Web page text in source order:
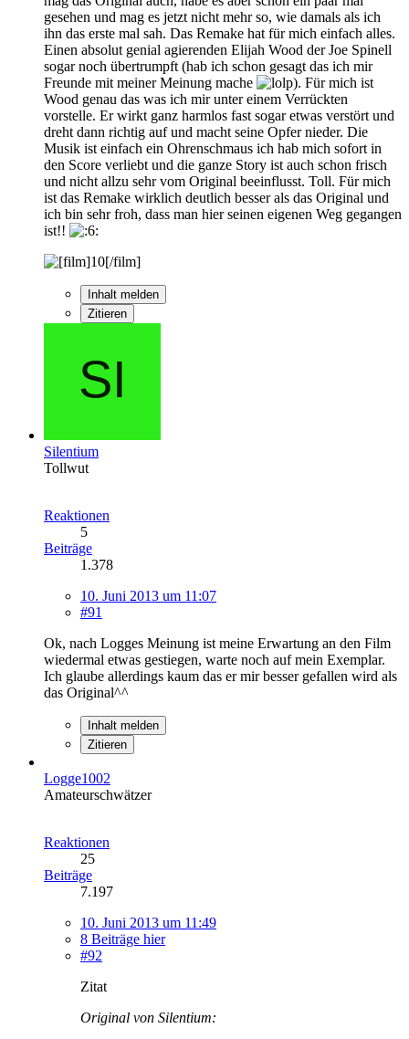
gesehen und mag es jetzt nicht mehr so, wie damals als ich
ihn das erste mal sah. Das Remake hat für mich einfach alles.
Einen absolut genial agierenden Elijah Wood der Joe Spinell
sogar noch übertrumpft (hab ich schon gesagt das ich mir
Freunde mit meiner Meinung mache
). Für mich ist
Wood genau das was ich mir unter einem Verrückten
vorstelle. Er wirkt ganz harmlos fast sogar etwas verstört und
dreht dann richtig auf und macht seine Opfer nieder. Die
Musik ist einfach ein Ohrenschmaus ich hab mich sofort in
den Score verliebt und die ganze Story ist auch schon frisch
und nicht allzu sehr vom Original beeinflusst. Toll. Für mich
ist das Remake wirklich deutlich besser als das Original und
ich bin sehr froh, dass man hier seinen eigenen Weg gegangen
ist!!
Inhalt melden
Zitieren
Silentium
Tollwut
Reaktionen
5
Beiträge
1.378
10. Juni 2013 um 11:07
#91
Ok, nach Logges Meinung ist meine Erwartung an den Film
wiedermal etwas gestiegen, warte noch auf mein Exemplar.
Ich glaube allerdings kaum das er mir besser gefallen wird als
das Original^^
Inhalt melden
Zitieren
Logge1002
Amateurschwätzer
Reaktionen
25
Beiträge
7.197
10. Juni 2013 um 11:49
8 Beiträge hier
#92
Zitat
Original von Silentium: